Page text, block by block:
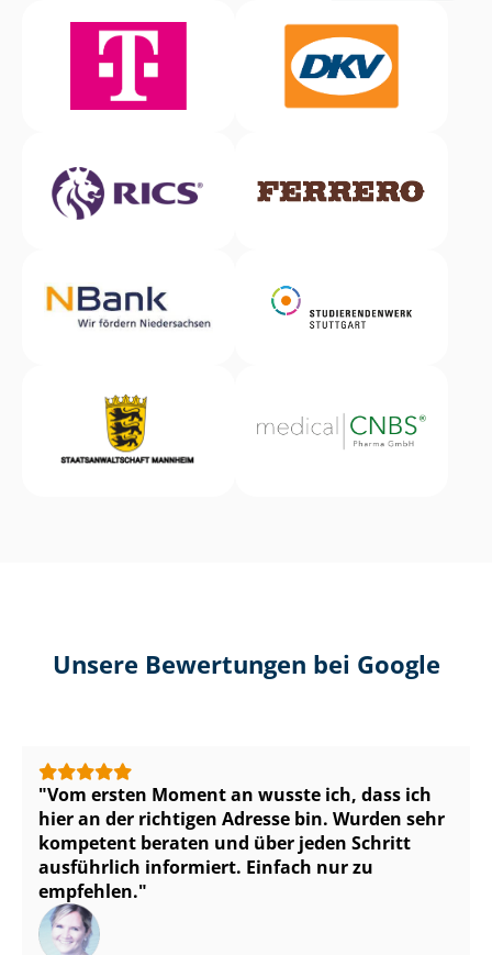
Unsere Bewertungen bei Google
Vom ersten Moment an wusste ich, dass ich
hier an der richtigen Adresse bin. Wurden sehr
kompetent beraten und über jeden Schritt
ausführlich informiert. Einfach nur zu
empfehlen.